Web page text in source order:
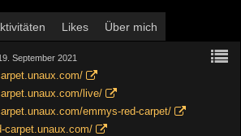
Likes Über mich
September 2021
live/
emmys-red-carpet/
carpet.unaux.com/